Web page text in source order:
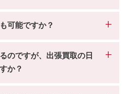
可能ですか？
のですが、出張買取の日
か？